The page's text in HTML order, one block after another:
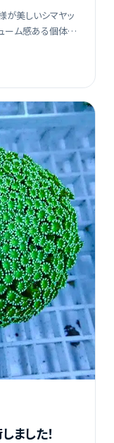
が美しいシマヤッ
ーム感ある個体ま
気に […]
ました！